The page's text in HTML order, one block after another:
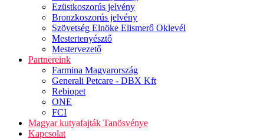
Ezüstkoszorús jelvény
Bronzkoszorús jelvény
Szövetség Elnöke Elismerő Oklevél
Mestertenyésztő
Mestervezető
Partnereink
Farmina Magyarország
Generali Petcare - DBX Kft
Rebiopet
ONE
FCI
Magyar kutyafajták Tanösvénye
Kapcsolat